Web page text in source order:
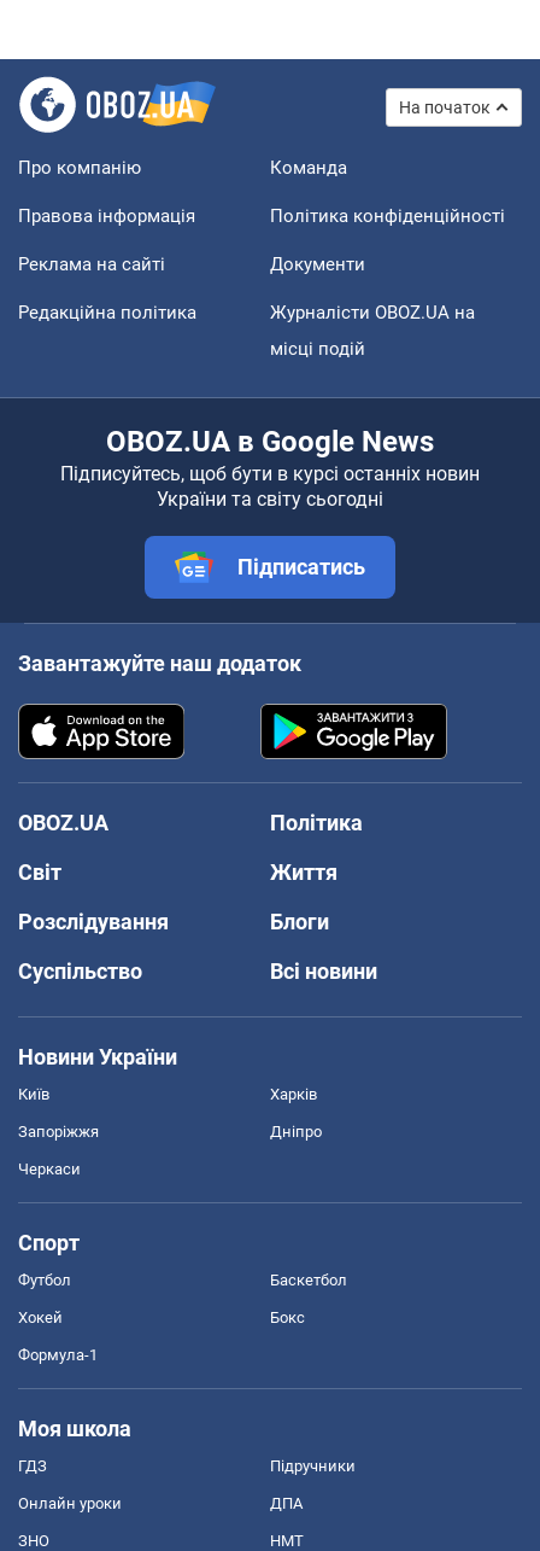
На початок
Про компанію Команда
Правова інформація Політика конфіденційності
Реклама на сайті Документи
Редакційна політика
Журналісти OBOZ.UA на
місці подій
OBOZ.UA в Google News
Підписуйтесь, щоб бути в курсі останніх новин
України та світу сьогодні
Підписатись
Завантажуйте наш додаток
OBOZ.UA
Політика
Світ
Життя
Розслідування
Блоги
Суспільство
Всі новини
Новини України
Київ Харків
Запоріжжя Дніпро
Черкаси
Спорт
Футбол Баскетбол
Хокей Бокс
Формула-1
Моя школа
ГДЗ Підручники
Онлайн уроки ДПА
ЗНО НМТ